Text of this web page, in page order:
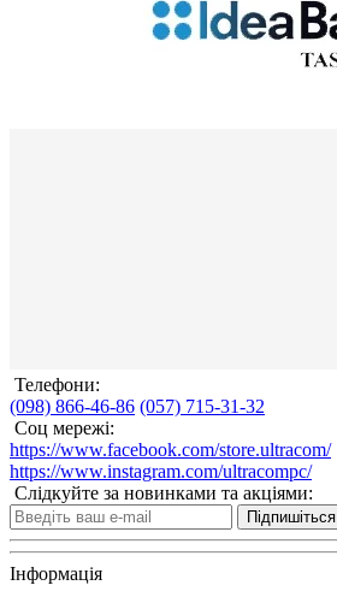
Телефони:
(098) 866-46-86 (057) 715-31-32
Соц мережі:
https://www.facebook.com/store.ultracom/
https://www.instagram.com/ultracompc/
Слідкуйте за новинками та акціями:
Підпишіться
Інформація